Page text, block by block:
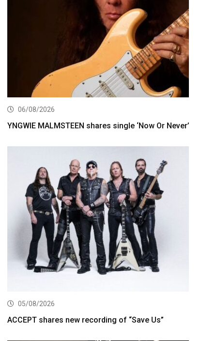
06/08/2026
YNGWIE MALMSTEEN shares single ‘Now Or Never’
05/08/2026
ACCEPT shares new recording of “Save Us”